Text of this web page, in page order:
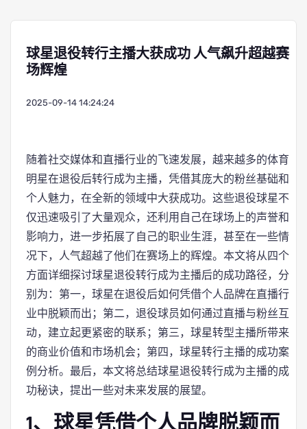
球星退役转行主播大获成功 人气飙升超越赛
场辉煌
2025-09-14 14:24:24
随着社交媒体和直播行业的飞速发展，越来越多的体育
明星在退役后转行成为主播，凭借其庞大的粉丝基础和
个人魅力，在全新的领域中大获成功。这些退役球星不
仅迅速吸引了大量观众，还利用自己在球场上的声誉和
影响力，进一步拓展了自己的职业生涯，甚至在一些情
况下，人气超越了他们在赛场上的辉煌。本文将从四个
方面详细探讨球星退役转行成为主播后的成功路径，分
别为：第一，球星在退役后如何凭借个人品牌在直播行
业中脱颖而出；第二，退役球员如何通过直播与粉丝互
动，建立起更紧密的联系；第三，球星转型主播所带来
的商业价值和市场机会；第四，球星转行主播的成功案
例分析。最后，本文将总结球星退役转行成为主播的成
功秘诀，提出一些对未来发展的展望。
1、球星凭借个人品牌脱颖而